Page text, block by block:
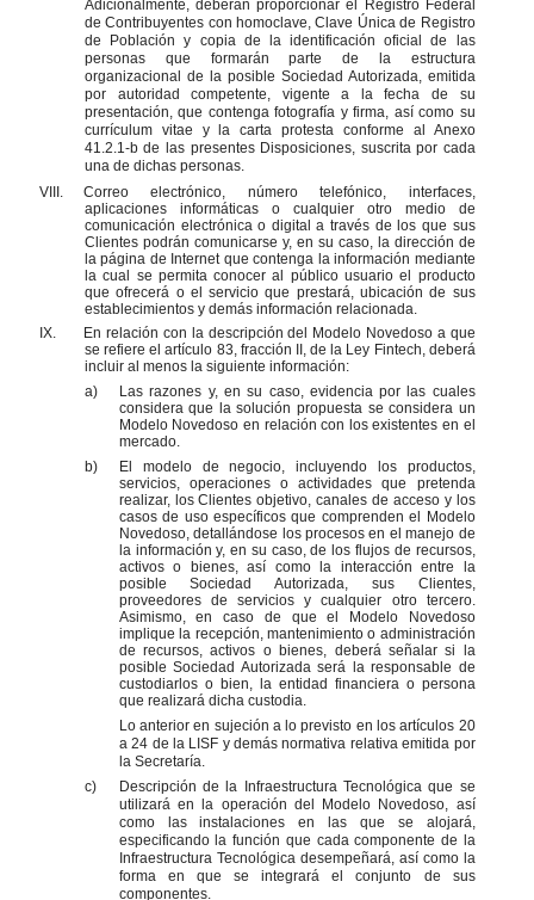
Adicionalmente, deberán proporcionar el Registro Federal
de Contribuyentes con homoclave, Clave Única de Registro
de Población y copia de la identificación oficial de las
personas que formarán parte de la estructura
organizacional de la posible Sociedad Autorizada, emitida
por autoridad competente, vigente a la fecha de su
presentación, que contenga fotografía y firma, así como su
currículum vitae y la carta protesta conforme al Anexo
41.2.1-b de las presentes Disposiciones, suscrita por cada
una de dichas personas.
VIII.
Correo electrónico, número telefónico, interfaces,
aplicaciones informáticas o cualquier otro medio de
comunicación electrónica o digital a través de los que sus
Clientes podrán comunicarse y, en su caso, la dirección de
la página de Internet que contenga la información mediante
la cual se permita conocer al público usuario el producto
que ofrecerá o el servicio que prestará, ubicación de sus
establecimientos y demás información relacionada.
IX.
En relación con la descripción del Modelo Novedoso a que
se refiere el artículo 83, fracción II, de la Ley Fintech, deberá
incluir al menos la siguiente información:
a)
Las razones y, en su caso, evidencia por las cuales
considera que la solución propuesta se considera un
Modelo Novedoso en relación con los existentes en el
mercado.
b)
El modelo de negocio, incluyendo los productos,
servicios, operaciones o actividades que pretenda
realizar, los Clientes objetivo, canales de acceso y los
casos de uso específicos que comprenden el Modelo
Novedoso, detallándose los procesos en el manejo de
la información y, en su caso, de los flujos de recursos,
activos o bienes, así como la interacción entre la
posible Sociedad Autorizada, sus Clientes,
proveedores de servicios y cualquier otro tercero.
Asimismo, en caso de que el Modelo Novedoso
implique la recepción, mantenimiento o administración
de recursos, activos o bienes, deberá señalar si la
posible Sociedad Autorizada será la responsable de
custodiarlos o bien, la entidad financiera o persona
que realizará dicha custodia.
Lo anterior en sujeción a lo previsto en los artículos 20
a 24 de la LISF y demás normativa relativa emitida por
la Secretaría.
c)
Descripción de la Infraestructura Tecnológica que se
utilizará en la operación del Modelo Novedoso, así
como las instalaciones en las que se alojará,
especificando la función que cada componente de la
Infraestructura Tecnológica desempeñará, así como la
forma en que se integrará el conjunto de sus
componentes.